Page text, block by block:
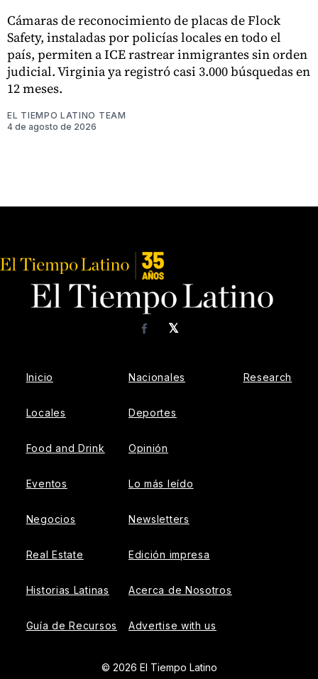
Cámaras de reconocimiento de placas de Flock
Safety, instaladas por policías locales en todo el
país, permiten a ICE rastrear inmigrantes sin orden
judicial. Virginia ya registró casi 3.000 búsquedas en
12 meses.
EL TIEMPO LATINO TEAM
4 de agosto de 2026
𝕏
Facebook
Inicio
Locales
Food and Drink
Eventos
Negocios
Real Estate
Historias Latinas
Guía de Recursos
Nacionales
Deportes
Opinión
Lo más leído
Newsletters
Edición impresa
Acerca de Nosotros
Advertise with us
Research
© 2026 El Tiempo Latino